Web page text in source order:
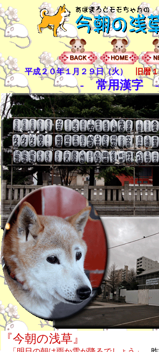
平成２０年１月２９日（火） 旧暦
- 常用漢字 -
『今朝の浅草』